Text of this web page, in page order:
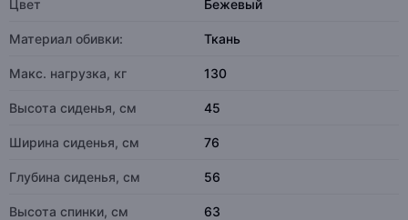
Цвет Бежевый
Материал обивки: Ткань
Макс. нагрузка, кг 130
Высота сиденья, см 45
Ширина сиденья, см 76
Глубина сиденья, см 56
Высота спинки, см 63